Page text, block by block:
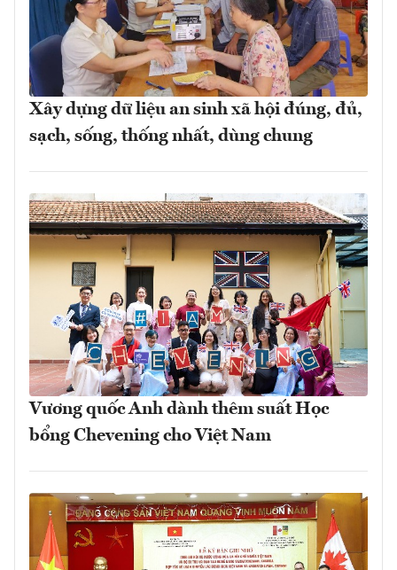
Xây dựng dữ liệu an sinh xã hội đúng, đủ,
sạch, sống, thống nhất, dùng chung
Vương quốc Anh dành thêm suất Học
bổng Chevening cho Việt Nam